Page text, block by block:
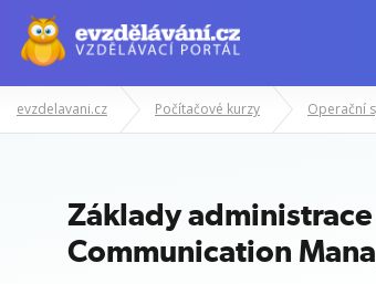
Manažerské kurzy
evzdelavani.cz Počítačové kurzy Operační
Základy administrace
Communication